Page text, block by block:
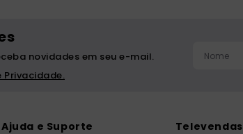
novidades em seu e-mail.
Ajuda e Suporte Televendas